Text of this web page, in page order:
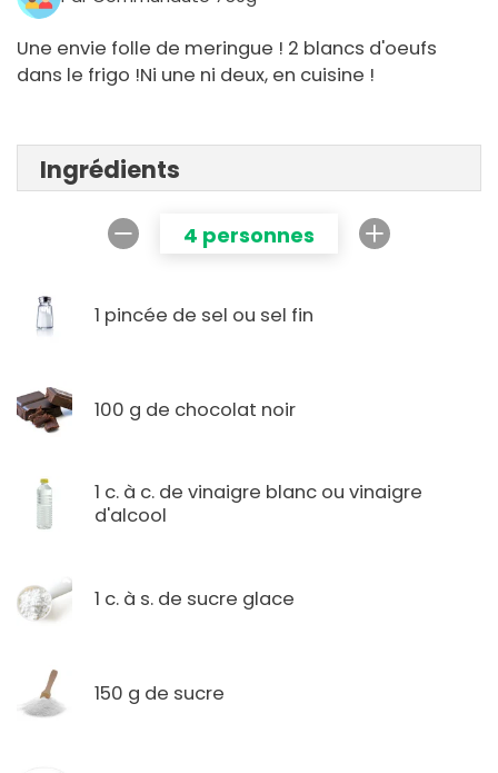
Une envie folle de meringue ! 2 blancs d'oeufs
dans le frigo !Ni une ni deux, en cuisine !
Ingrédients
4 personnes
1 pincée de sel ou sel fin
100 g de chocolat noir
1 c. à c. de vinaigre blanc ou vinaigre
d'alcool
1 c. à s. de sucre glace
150 g de sucre